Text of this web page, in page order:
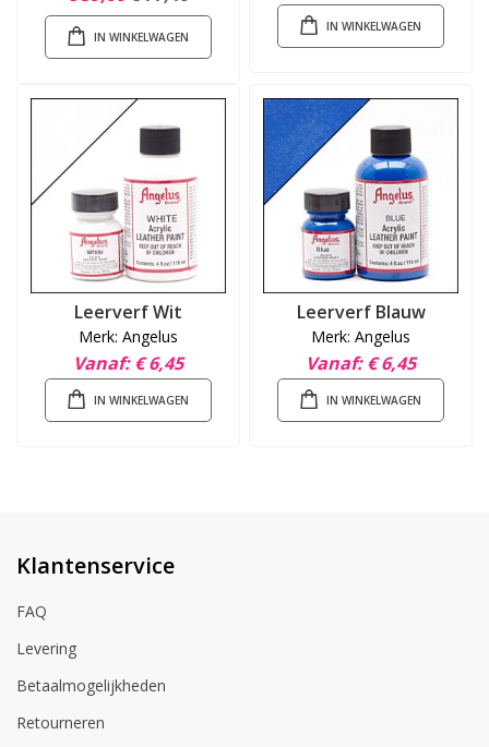
IN WINKELWAGEN
IN WINKELWAGEN
Leerverf Wit
Merk: Angelus
Vanaf € 6,45
IN WINKELWAGEN
Leerverf Blauw
Merk: Angelus
Vanaf € 6,45
IN WINKELWAGEN
Klantenservice
FAQ
Levering
Betaalmogelijkheden
Retourneren